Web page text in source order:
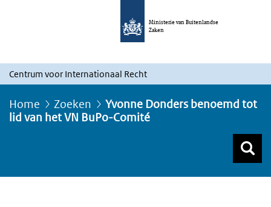
Ministerie van Buitenlandse
Zaken
Centrum voor Internationaal Recht
Home Zoeken
Yvonne Donders benoemd tot
lid van het VN BuPo-Comité